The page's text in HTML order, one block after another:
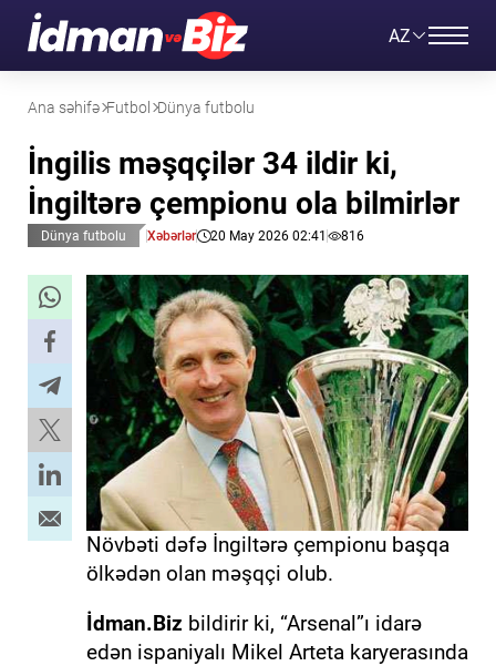
AZ
Ana səhifə Futbol Dünya futbolu
İngilis məşqçilər 34 ildir ki,
İngiltərə çempionu ola bilmirlər
Dünya futbolu Xəbərlər 20 May 2026 02:41 816
Növbəti dəfə İngiltərə çempionu başqa
ölkədən olan məşqçi olub.
İdman.Biz bildirir ki, “Arsenal”ı idarə
edən ispaniyalı Mikel Arteta karyerasında